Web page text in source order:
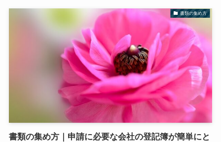
書類の集め方
書類の集め方｜申請に必要な会社の登記簿が簡単にと